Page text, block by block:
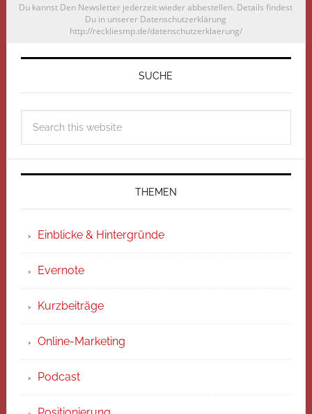
Du kannst Den Newsletter jederzeit wieder abbestellen. Details findest
Du in unserer Datenschutzerklärung
http://reckliesmp.de/datenschutzerklaerung/
SUCHE
THEMEN
Einblicke & Hintergründe
Evernote
Kurzbeiträge
Online-Marketing
Podcast